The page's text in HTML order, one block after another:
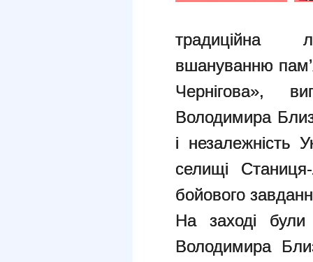
традиційна
вшануванню
Чернігова»,
Володимира
і незалежність
селищі
бойового
На заході були
Володимира